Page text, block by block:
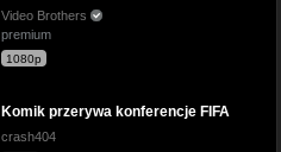
Video Brothers
premium
1080p
Komik przerywa konferencje FIFA
crash404